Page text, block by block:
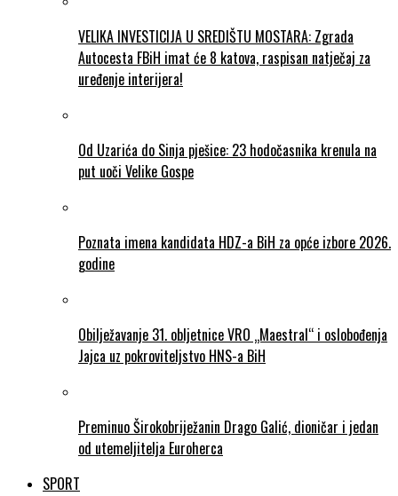
VELIKA INVESTICIJA U SREDIŠTU MOSTARA: Zgrada
Autocesta FBiH imat će 8 katova, raspisan natječaj za
uređenje interijera!
Od Uzarića do Sinja pješice: 23 hodočasnika krenula na
put uoči Velike Gospe
Poznata imena kandidata HDZ-a BiH za opće izbore 2026.
godine
Obilježavanje 31. obljetnice VRO „Maestral“ i oslobođenja
Jajca uz pokroviteljstvo HNS-a BiH
Preminuo Širokobriježanin Drago Galić, dioničar i jedan
od utemeljitelja Euroherca
SPORT